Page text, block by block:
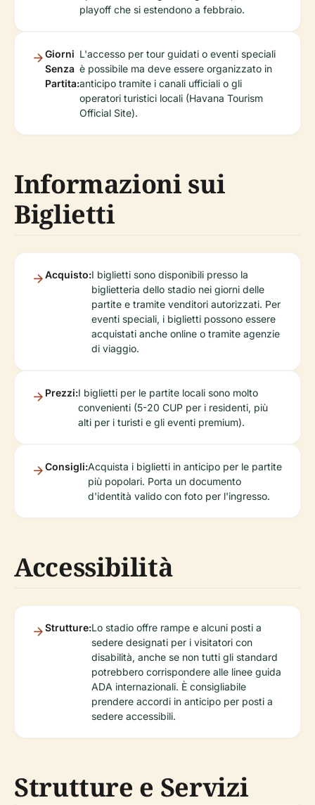
playoff che si estendono a febbraio.
Giorni
Senza
Partita:
L'accesso per tour guidati o eventi speciali
è possibile ma deve essere organizzato in
anticipo tramite i canali ufficiali o gli
operatori turistici locali (Havana Tourism
Official Site).
Informazioni sui
Biglietti
Acquisto:I biglietti sono disponibili presso la
biglietteria dello stadio nei giorni delle
partite e tramite venditori autorizzati. Per
eventi speciali, i biglietti possono essere
acquistati anche online o tramite agenzie
di viaggio.
Prezzi:I biglietti per le partite locali sono molto
convenienti (5-20 CUP per i residenti, più
alti per i turisti e gli eventi premium).
Consigli:Acquista i biglietti in anticipo per le partite
più popolari. Porta un documento
d'identità valido con foto per l'ingresso.
Accessibilità
Strutture:Lo stadio offre rampe e alcuni posti a
sedere designati per i visitatori con
disabilità, anche se non tutti gli standard
potrebbero corrispondere alle linee guida
ADA internazionali. È consigliabile
prendere accordi in anticipo per posti a
sedere accessibili.
Strutture e Servizi